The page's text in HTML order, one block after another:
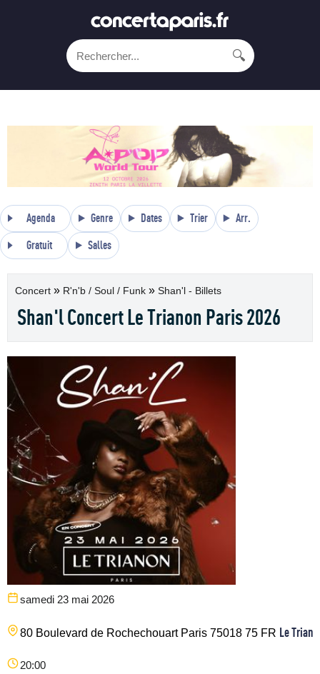
🔍
Agenda Genre Dates Trier Arr.
Gratuit Salles
Concert » R'n'b / Soul / Funk » Shan'l - Billets
Shan'l Concert Le Trianon Paris 2026
samedi 23 mai 2026
80 Boulevard de Rochechouart Paris 75018 75 FR Le
20:00